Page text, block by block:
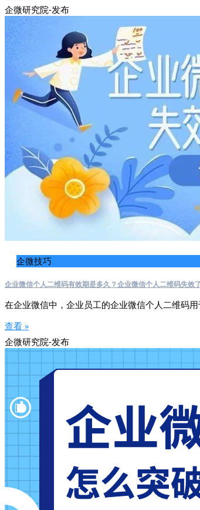
企微研究院-发布
企微技巧
企业微信个人二维码有效期是多久？企业微信个人二维码失效
在企业微信中，企业员工的企业微信个人二维码
查看 »
企微研究院-发布